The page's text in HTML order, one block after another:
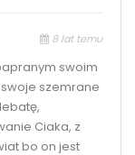
8 lat temu
swoim
szemrane
Ciaka, z
bo on jest